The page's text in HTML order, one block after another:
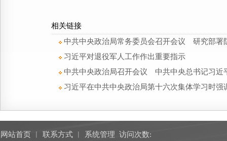
相关链接
中共中央政治局常务委员会召开会议 研究部
习近平对退役军人工作作出重要指示
中共中央政治局召开会议 中共中央总书记习近
习近平在中共中央政治局第十六次集体学习
网站首页 联系方式 系统管理 访问次数: